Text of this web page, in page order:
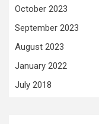
October 2023
September 2023
August 2023
January 2022
July 2018